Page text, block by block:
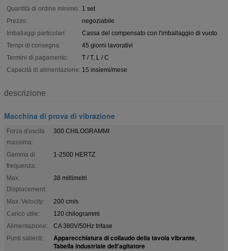
Quantità di ordine minimo: 1 set
Prezzo:
negoziabile
Imballaggi particolari:
Cassa del compensato con l'imballaggio di vuoto
Tempi di consegna:
45 giorni lavorativi
Termini di pagamento:
T / T, L / C
Capacità di alimentazione: 15 insiemi/mese
descrizione
Macchina di prova di vibrazione
Forza d'uscita
massima:
300 CHILOGRAMMI
Gamma di
frequenza:
1-2500 HERTZ
Max.
Displacement:
38 millimetri
Max. Velocity:
200 cm/s
Carico utile:
120 chilogrammi
Alimentazione:
CA 380V/50Hz trifase
Punti salienti:
Apparecchiatura di collaudo della tavola vibrante,
Tabella industriale dell'agitatore